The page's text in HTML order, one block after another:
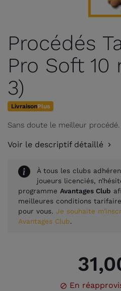
Procédés
Pro Soft
3)
LivraisonPlus
Sans doute le meilleur
Voir le descriptif détaillé
À tous les clubs
joueurs licenciés,
programme Avantages Club
meilleures conditions
pour vous. Je souhaite
Avantages Club.
 En